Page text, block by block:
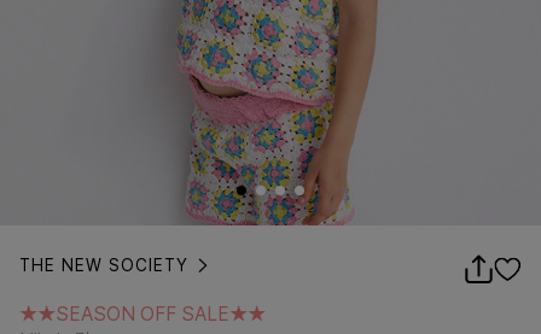
THE NEW SOCIETY
Nikaia 탑
★★SEASON OFF SALE★★